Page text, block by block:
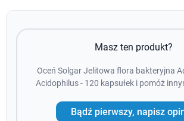
Masz ten produkt?
Oceń Solgar Jelitowa flora bakteryjna
Acidophilus - 120 kapsułek i pomóż
Bądź pierwszy, napisz